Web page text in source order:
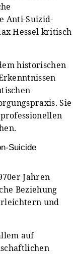
Anti-Suizid-
Hessel kritisch
historischen
Sie
Suicide
Jahren
Beziehung
und
auf